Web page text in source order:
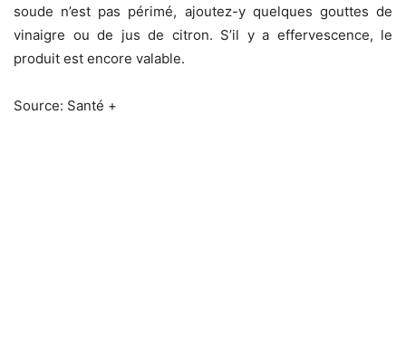
soude n’est pas périmé, ajoutez-y quelques gouttes de
vinaigre ou de jus de citron. S’il y a effervescence, le
produit est encore valable.
Source: Santé +